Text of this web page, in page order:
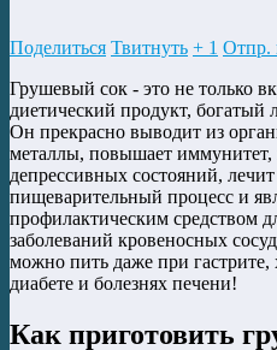
Поделиться Твитнуть + 1 Отпр.
Грушевый сок - это не только
диетический продукт, богатый
Он прекрасно выводит из
металлы, повышает иммунитет,
депрессивных состояний,
пищеварительный процесс и
профилактическим средством
заболеваний кровеносных
можно пить даже при гастрите,
диабете и болезнях печени!
Как приготовить